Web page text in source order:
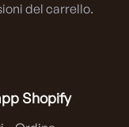
del carrello.
Shopify